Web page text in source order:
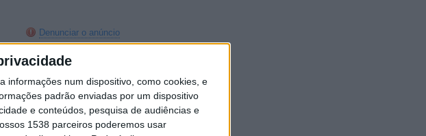
informações num dispositivo, como cookies, e
padrão enviadas por um dispositivo
e conteúdos, pesquisa de audiências e
1538 parceiros poderemos usar
Denunciar o anúncio
pagamento a…